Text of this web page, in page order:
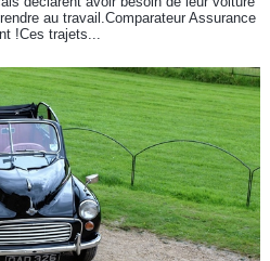
au travail.Comparateur Assurance
!Ces trajets...